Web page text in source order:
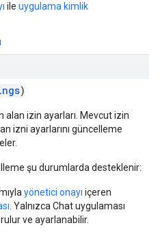
ile uygulama kimlik
)
alan izin ayarları. Mevcut izin
izni ayarlarını güncelleme
şu durumlarda desteklenir:
yönetici onayı içeren
. Yalnızca Chat uygulaması
ve ayarlanabilir.